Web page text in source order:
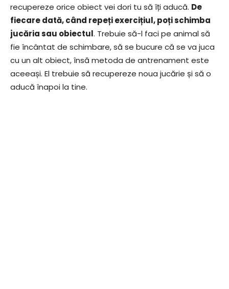
recupereze orice obiect vei dori tu să îți aducă. De
fiecare dată, când repeți exercițiul, poți schimba
jucăria sau obiectul. Trebuie să-l faci pe animal să
fie încântat de schimbare, să se bucure că se va juca
cu un alt obiect, însă metoda de antrenament este
aceeași. El trebuie să recupereze noua jucărie și să o
aducă înapoi la tine.